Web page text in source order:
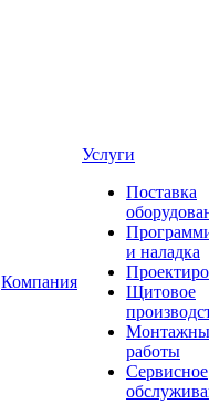
Компания
Услуги
Поставка
и наладка
Щитовое
работы
Сервисное